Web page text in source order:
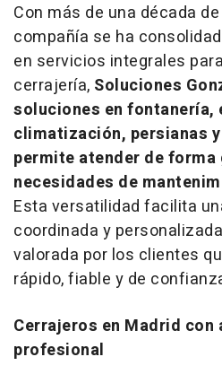
Con más de una década
compañía se ha
en servicios integrales
cerrajería, Soluciones
soluciones en
climatización, persianas
permite atender de forma
necesidades de
Esta versatilidad facilita
coordinada y
valorada por los clientes
rápido, fiable y de
Cerrajeros en Madrid
profesional